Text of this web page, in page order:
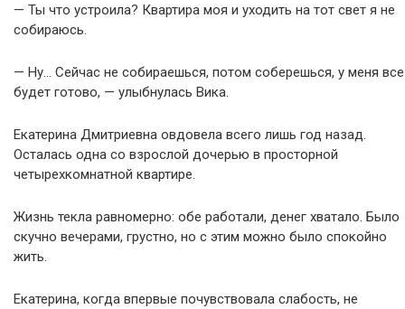
— Ты что устроила? Квартира моя и уходить на тот свет я не
собираюсь.
— Ну… Сейчас не собираешься, потом соберешься, у меня все
будет готово, — улыбнулась Вика.
Екатерина Дмитриевна овдовела всего лишь год назад.
Осталась одна со взрослой дочерью в просторной
четырехкомнатной квартире.
Жизнь текла равномерно: обе работали, денег хватало. Было
скучно вечерами, грустно, но с этим можно было спокойно
жить.
Екатерина, когда впервые почувствовала слабость, не